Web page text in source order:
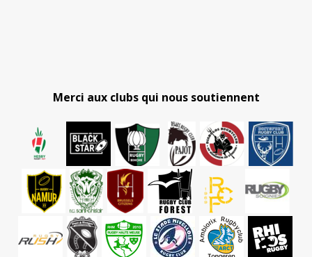
Merci aux clubs qui nous soutiennent